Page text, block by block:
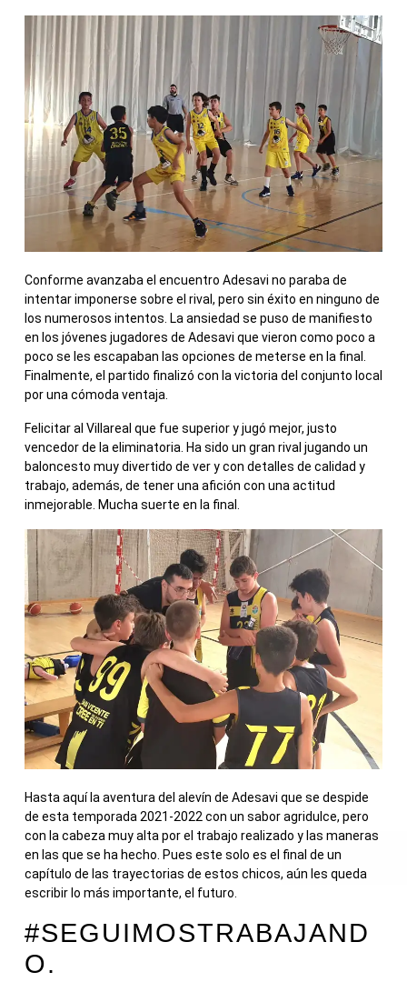
Conforme avanzaba el encuentro Adesavi no paraba de
intentar imponerse sobre el rival, pero sin éxito en ninguno de
los numerosos intentos. La ansiedad se puso de manifiesto
en los jóvenes jugadores de Adesavi que vieron como poco a
poco se les escapaban las opciones de meterse en la final.
Finalmente, el partido finalizó con la victoria del conjunto local
por una cómoda ventaja.
Felicitar al Villareal que fue superior y jugó mejor, justo
vencedor de la eliminatoria. Ha sido un gran rival jugando un
baloncesto muy divertido de ver y con detalles de calidad y
trabajo, además, de tener una afición con una actitud
inmejorable. Mucha suerte en la final.
Hasta aquí la aventura del alevín de Adesavi que se despide
de esta temporada 2021-2022 con un sabor agridulce, pero
con la cabeza muy alta por el trabajo realizado y las maneras
en las que se ha hecho. Pues este solo es el final de un
capítulo de las trayectorias de estos chicos, aún les queda
escribir lo más importante, el futuro.
#SEGUIMOSTRABAJAND
O.